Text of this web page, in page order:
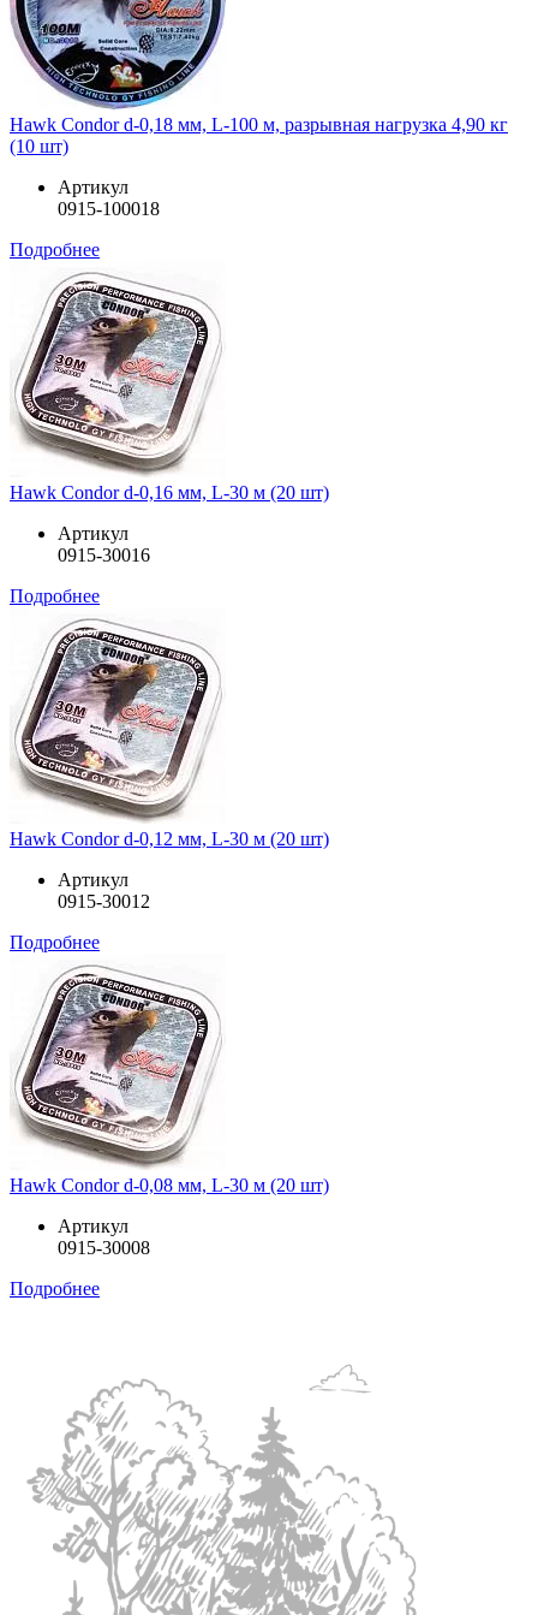
Hawk Condor d-0,18 мм, L-100 м, разрывная нагрузка 4,90 кг
(10 шт)
Артикул
0915-100018
Подробнее
Hawk Condor d-0,16 мм, L-30 м (20 шт)
Артикул
0915-30016
Подробнее
Hawk Condor d-0,12 мм, L-30 м (20 шт)
Артикул
0915-30012
Подробнее
Hawk Condor d-0,08 мм, L-30 м (20 шт)
Артикул
0915-30008
Подробнее